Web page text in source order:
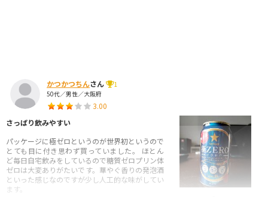
かつかつちんさん
1
50代／男性／大阪府
3.00
さっぱり飲みやすい
パッケージに極ゼロというのが世界初というので
とても目に付き思わず買っていました。 ほとん
ど毎日自宅飲みをしているので糖質ゼロプリン体
ゼロは大変ありがたいです。華やぐ香りの発泡酒
といった感じなのですが少し人工的な味がしてい
ます。